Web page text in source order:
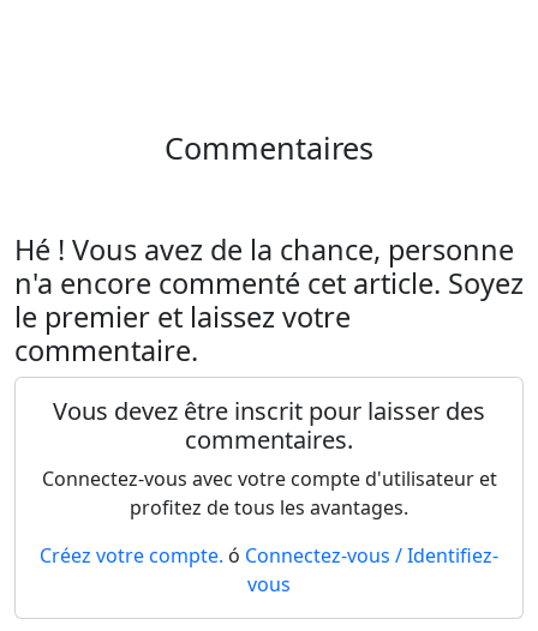
Commentaires
Hé ! Vous avez de la chance, personne
n'a encore commenté cet article. Soyez
le premier et laissez votre
commentaire.
Vous devez être inscrit pour laisser des
commentaires.
Connectez-vous avec votre compte d'utilisateur et
profitez de tous les avantages.
Créez votre compte. ó Connectez-vous / Identifiez-
vous